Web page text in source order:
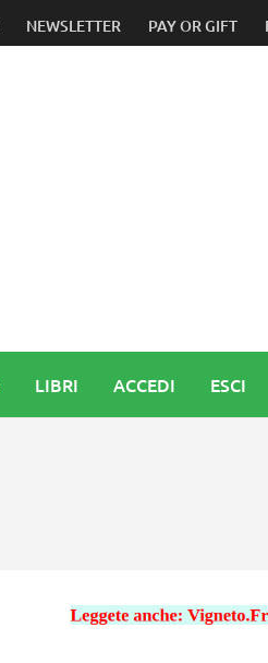
NEWSLETTER PAY OR GIFT
LIBRI ACCEDI ESCI